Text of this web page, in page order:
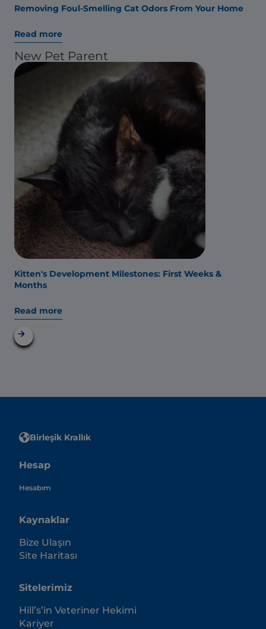
Removing Foul-Smelling Cat Odors From Your Home
Read more
New Pet Parent
Kitten's Development Milestones: First Weeks &
Months
Read more
Birleşik Krallık
Hesap
Hesabım
Kaynaklar
Bize Ulaşın
Site Haritası
Sitelerimiz
Hill’s’in Veteriner Hekimi
Kariyer